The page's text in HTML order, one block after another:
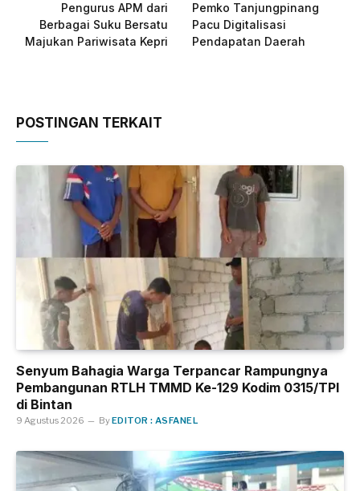
Pengurus APM dari
Berbagai Suku Bersatu
Majukan Pariwisata Kepri
Pemko Tanjungpinang
Pacu Digitalisasi
Pendapatan Daerah
POSTINGAN TERKAIT
Senyum Bahagia Warga Terpancar Rampungnya
Pembangunan RTLH TMMD Ke-129 Kodim 0315/TPI
di Bintan
9 Agustus 2026 ByEDITOR : ASFANEL